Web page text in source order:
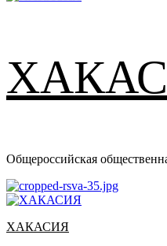
Общероссийская
Основное
ХАКАСИЯ